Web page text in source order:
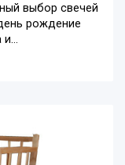
выбор свечей
рождение